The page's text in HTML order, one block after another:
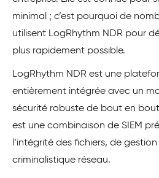
minimal ; c’est pourquoi de
utilisent LogRhythm NDR pour
plus rapidement possible.
LogRhythm NDR est une
entièrement intégrée avec un
sécurité robuste de bout en
est une combinaison de SIEM
l’intégrité des fichiers, de
criminalistique réseau.